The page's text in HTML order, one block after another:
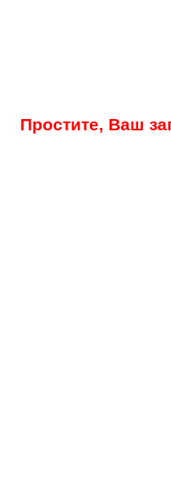
Простите, Ваш